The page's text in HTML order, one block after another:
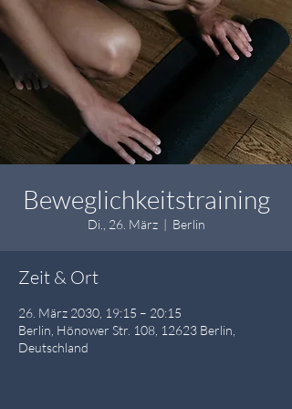
Beweglichkeitstraining
Di., 26. März
  |
Berlin
Zeit & Ort
26. März 2030, 19:15 – 20:15
Berlin, Hönower Str. 108, 12623 Berlin,
Deutschland